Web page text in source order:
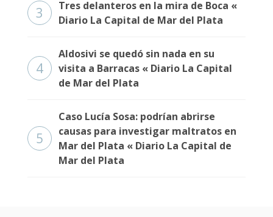
3
Tres delanteros en la mira de Boca «
Diario La Capital de Mar del Plata
4
Aldosivi se quedó sin nada en su
visita a Barracas « Diario La Capital
de Mar del Plata
5
Caso Lucía Sosa: podrían abrirse
causas para investigar maltratos en
Mar del Plata « Diario La Capital de
Mar del Plata